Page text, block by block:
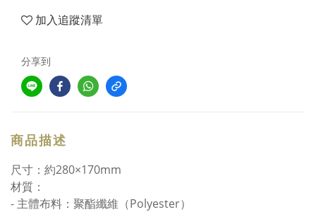
加入追蹤清單
分享到
商品描述
尺寸：約280×170mm
材質：
- 主體布料：聚酯纖維（Polyester）